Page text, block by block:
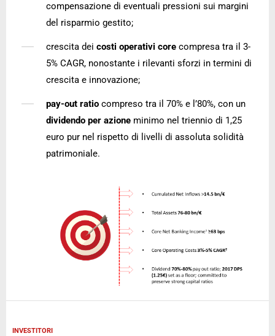
compensazione di eventuali pressioni sui margini
del risparmio gestito;
crescita dei costi operativi core compresa tra il 3-
5% CAGR, nonostante i rilevanti sforzi in termini di
crescita e innovazione;
pay-out ratio compreso tra il 70% e l’80%, con un
dividendo per azione minimo nel triennio di 1,25
euro pur nel rispetto di livelli di assoluta solidità
patrimoniale.
INVESTITORI